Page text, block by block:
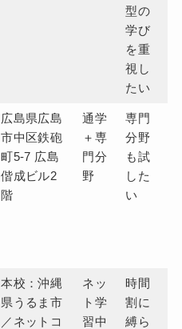
型の
学び
を重
視し
たい
広島県広島
市中区鉄砲
町5-7 広島
偕成ビル2
階
通学
＋専
門分
野
専門
分野
も試
した
い
本校：沖縄
県うるま市
／ネットコ
ネッ
ト学
習中
時間
割に
縛ら